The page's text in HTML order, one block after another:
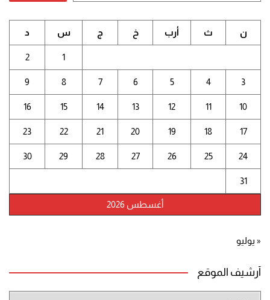
أغسطس 2026
ن ث أرب خ ج س د
1
2
3
4
5
6
7
8
9
10
11
12
13
14
15
16
17
18
19
20
21
22
23
24
25
26
27
28
29
30
31
« يوليو
أرشيف الموقع